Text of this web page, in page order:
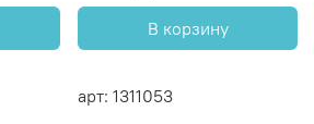
В корзину
арт: 1311053